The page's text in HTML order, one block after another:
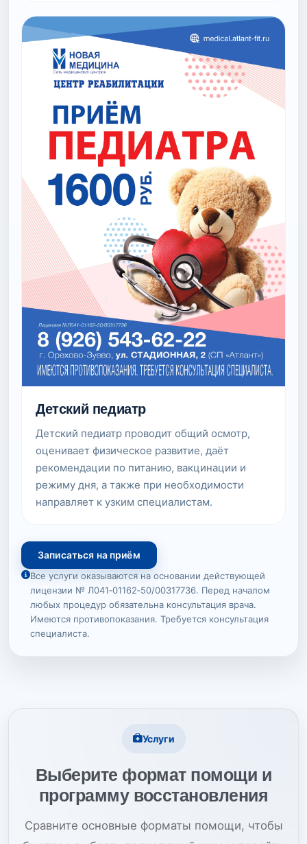
Детский педиатр
Детский педиатр проводит общий осмотр,
оценивает физическое развитие, даёт
рекомендации по питанию, вакцинации и
режиму дня, а также при необходимости
направляет к узким специалистам.
Записаться на приём
Все услуги оказываются на основании действующей
лицензии № Л041‑01162‑50/00317736. Перед началом
любых процедур обязательна консультация врача.
Имеются противопоказания. Требуется консультация
специалиста.
Услуги
Выберите формат помощи и
программу восстановления
Сравните основные форматы помощи, чтобы